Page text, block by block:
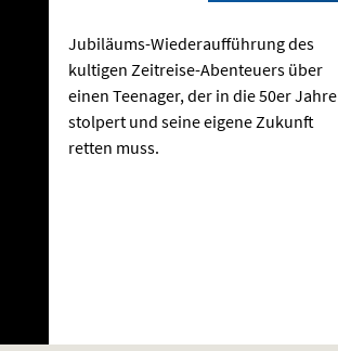
Jubiläums-Wiederaufführung des
kultigen Zeitreise-Abenteuers über
einen Teenager, der in die 50er Jahre
stolpert und seine eigene Zukunft
retten muss.